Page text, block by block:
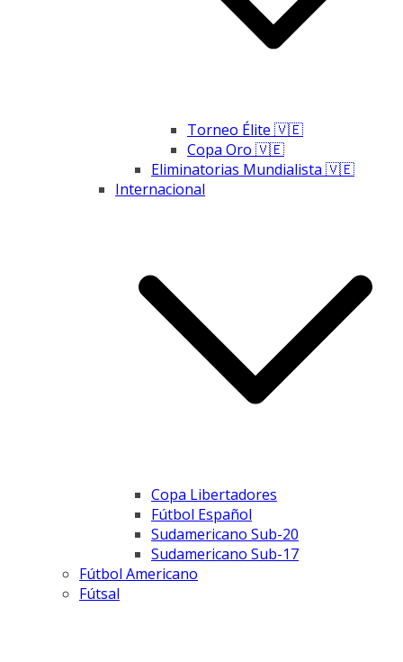
Torneo Élite 🇻🇪
Copa Oro 🇻🇪
Eliminatorias Mundialista 🇻🇪
Internacional
Copa Libertadores
Fútbol Español
Sudamericano Sub-20
Sudamericano Sub-17
Fútbol Americano
Fútsal